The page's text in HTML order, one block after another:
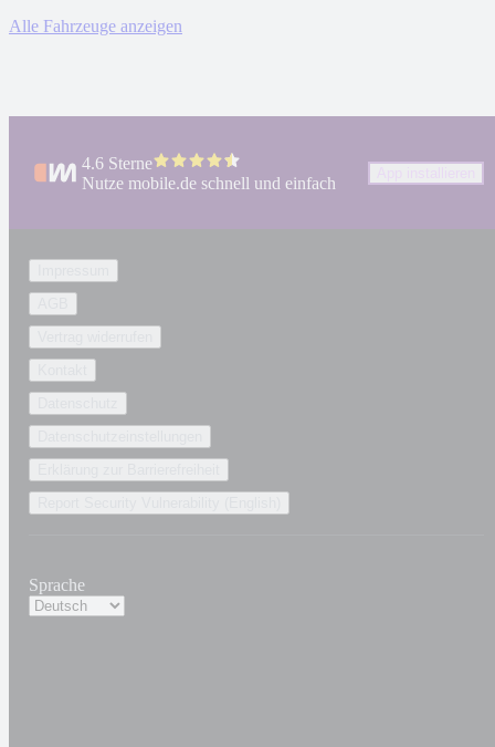
Alle Fahrzeuge anzeigen
4.6 Sterne
Nutze mobile.de schnell und einfach
Sprache